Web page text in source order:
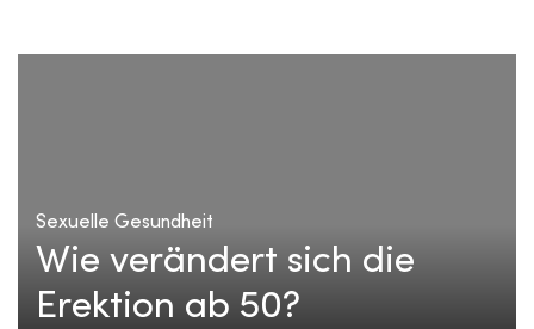
Sexuelle Gesundheit
Wie verändert sich die
Erektion ab 50?